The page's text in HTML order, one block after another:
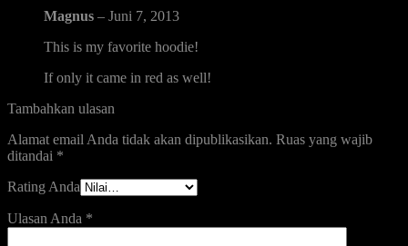
Magnus – Juni 7, 2013
This is my favorite hoodie!
If only it came in red as well!
Tambahkan ulasan
Alamat email Anda tidak akan dipublikasikan. Ruas yang wajib
ditandai *
Rating Anda
Ulasan Anda *